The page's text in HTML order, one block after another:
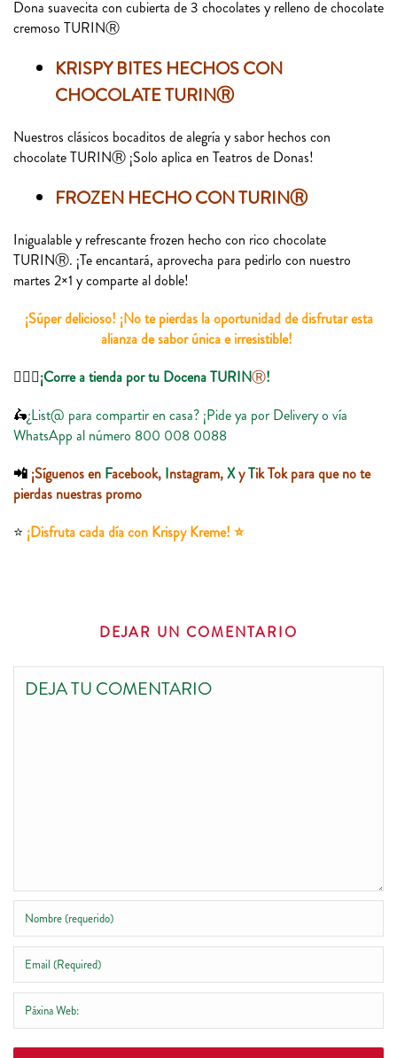
Dona suavecita con cubierta de 3 chocolates y relleno de chocolate
cremoso TURINⓇ
KRISPY BITES HECHOS CON
CHOCOLATE TURINⓇ
Nuestros clásicos bocaditos de alegría y sabor hechos con
chocolate TURINⓇ ¡Solo aplica en Teatros de Donas!
FROZEN HECHO CON TURINⓇ
Inigualable y refrescante frozen hecho con rico chocolate
TURINⓇ. ¡Te encantará, aprovecha para pedirlo con nuestro
martes 2×1 y comparte al doble!
¡Súper delicioso! ¡No te pierdas la oportunidad de disfrutar esta
alianza de sabor única e irresistible!
🏃🏻‍♀️¡Corre a tienda por tu Docena TURINⓇ!
🛵¿List@ para compartir en casa? ¡Pide ya por Delivery o vía
WhatsApp al número 800 008 0088
📲 ¡Síguenos en Facebook, Instagram,XyTik Tok para que no te
pierdas nuestras promo
⭐️ ¡Disfruta cada día con Krispy Kreme! ⭐️
DEJAR UN COMENTARIO